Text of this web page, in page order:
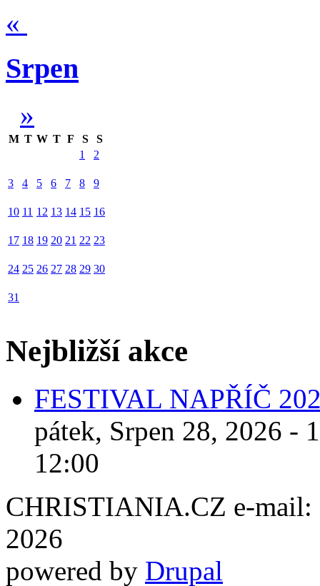
«
Srpen
»
M T W T F S
S
1
2
3 4 5 6 7 8 9
10 11 12 13 14 15 16
17 18 19 20 21 22 23
24 25 26 27 28 29 30
31
Nejbližší akce
FESTIVAL NAPŘÍČ
pátek, Srpen 28, 2026 -
12:00
CHRISTIANIA.CZ e-mail:
2026
powered by Drupal